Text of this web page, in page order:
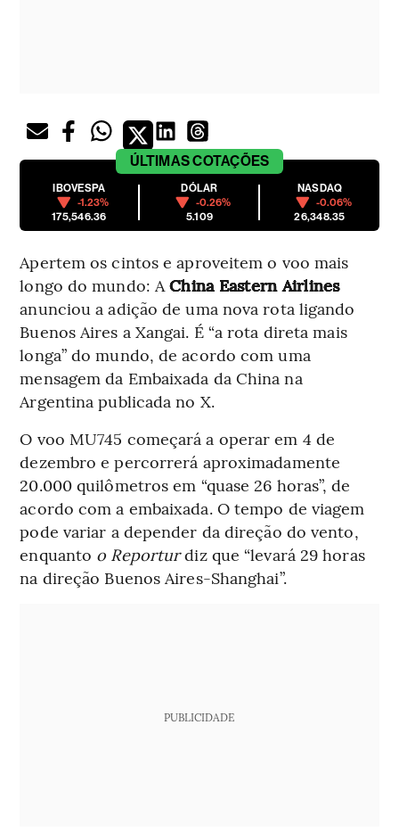
ÚLTIMASCOTAÇÕES
IBOVESPA
-1.23%
175,546.36
DÓLAR
-0.26%
5.109
NASDAQ
-0.06%
26,348.35
Apertem os cintos e aproveitem o voo mais
longo do mundo: AChina Eastern Airlines
anunciou a adição de uma nova rota ligando
Buenos Aires a Xangai. É “a rota direta mais
longa” do mundo, de acordo com uma
mensagem da Embaixada da China na
Argentina publicada no X.
O voo MU745 começará a operar em 4 de
dezembro e percorrerá aproximadamente
20.000 quilômetros em “quase 26 horas”, de
acordo com a embaixada. O tempo de viagem
pode variar a depender da direção do vento,
enquanto o Reporturdiz que “levará 29 horas
na direção Buenos Aires-Shanghai”.
PUBLICIDADE